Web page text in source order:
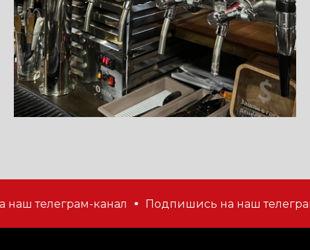
телеграм-канал Подпишись на наш